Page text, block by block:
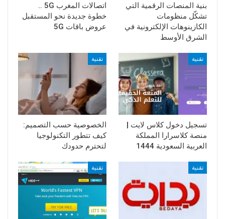
بنية المنصات الرقمية التي
تشكّل منظومات
الكازينوهات الإلكترونية في
الشرق الأوسط
اتصالات المغرب 5G ..
خطوة جديدة نحو المستقبل
عروض باقات 5G
تقنية
تسجيل دخول كلاس لايت |
منصة كلاسرارا المملكة
العربية السعودية 1444
تقنية
الخصوصية حسب التصميم:
كيف تتطور التكنولوجيا
لتحترم حدودك
تقنية تقنية